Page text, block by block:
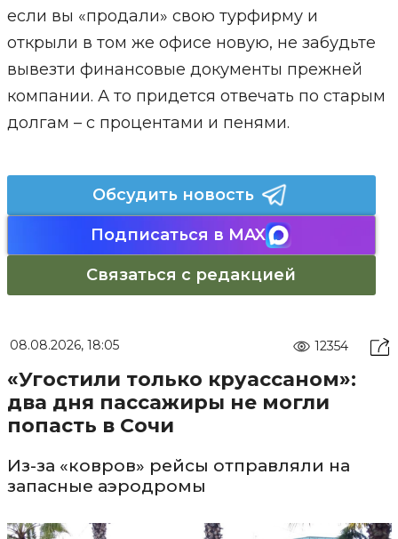
если вы «продали» свою турфирму и
открыли в том же офисе новую, не забудьте
вывезти финансовые документы прежней
компании. А то придется отвечать по старым
долгам – с процентами и пенями.
Обсудить новость
Подписаться в MAX
Связаться с редакцией
08.08.2026, 18:05 12354
«Угостили только круассаном»:
два дня пассажиры не могли
попасть в Сочи
Из-за «ковров» рейсы отправляли на
запасные аэродромы